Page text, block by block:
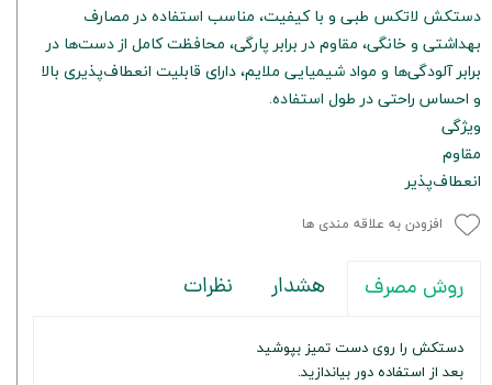
دستکش لاتکس طبی و با کیفیت، مناسب استفاده در مصارف
بهداشتی و خانگی، مقاوم در برابر پارگی، محافظت کامل از دست‌ها در
برابر آلودگی‌ها و مواد شیمیایی ملایم، دارای قابلیت انعطاف‌پذیری بالا
و احساس راحتی در طول استفاده.
ویژگی
مقاوم
انعطاف‌پذیر
افزودن به علاقه مندی ها
روش مصرف هشدار نظرات
دستکش را روی دست تمیز بپوشید
بعد از استفاده دور بیاندازید.